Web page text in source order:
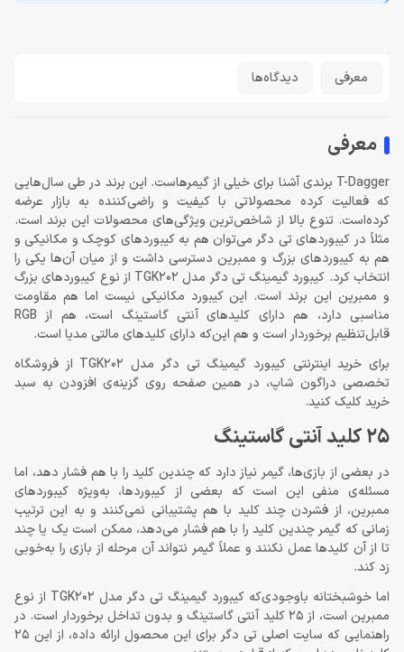
معرفی دیدگاه‌ها
معرفی
T-Dagger برندی آشنا برای خیلی از گیمرهاست. این برند در طی سال‌هایی
که فعالیت کرده محصولاتی با کیفیت و راضی‌کننده به بازار عرضه
کرده‌است. تنوع بالا از شاخص‌ترین ویژگی‌های محصولات این برند است.
مثلاً در کیبوردهای تی دگر می‌توان هم به کیبوردهای کوچک و مکانیکی و
هم به کیبوردهای بزرگ و ممبرین دسترسی داشت و از میان آن‌ها یکی را
انتخاب کرد. کیبورد گیمینگ تی دگر مدل TGK202 از نوع کیبوردهای بزرگ
و ممبرین این برند است. این کیبورد مکانیکی نیست اما هم مقاومت
مناسبی دارد، هم دارای کلیدهای آنتی گاستینگ است، هم از RGB
قابل‌تنظیم برخوردار است و هم این‌که دارای کلیدهای مالتی مدیا است.
برای خرید اینترنتی کیبورد گیمینگ تی دگر مدل TGK202 از فروشگاه
تخصصی دراگون شاپ، در همین صفحه روی گزینه‌ی افزودن به سبد
خرید کلیک کنید.
25 کلید آنتی گاستینگ
در بعضی از بازی‌ها، گیمر نیاز دارد که چندین کلید را با هم فشار دهد، اما
مسئله‌ی منفی این است که بعضی از کیبوردها، به‌ویژه کیبوردهای
ممبرین، از فشردن چند کلید با هم پشتیبانی نمی‌کنند و به این ترتیب
زمانی که گیمر چندین کلید را با هم فشار می‌دهد، ممکن است یک یا چند
تا از آن کلیدها عمل نکنند و عملاً گیمر نتواند آن مرحله از بازی را به‌خوبی
رَد کند.
اما خوشبختانه باوجودی‌که کیبورد گیمینگ تی دگر مدل TGK202 از نوع
ممبرین است، از 25 کلید آنتی گاستینگ و بدون تداخل برخوردار است. در
راهنمایی که سایت اصلی تی دگر برای این محصول ارائه داده، از این 25